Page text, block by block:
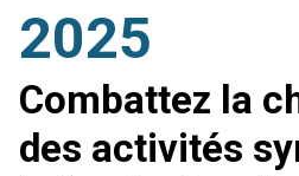
2025
Combattez la
des activités